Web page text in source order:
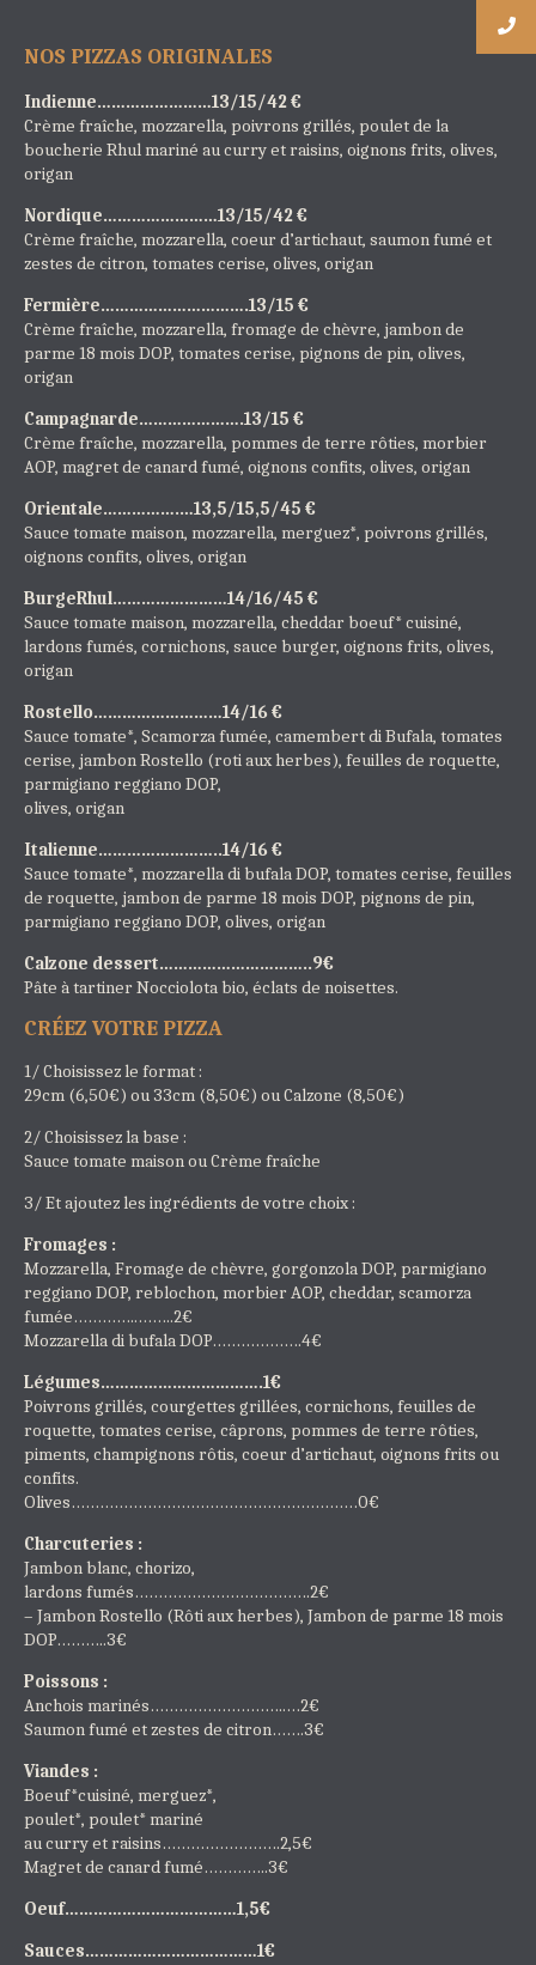
NOS PIZZAS ORIGINALES
Indienne……………………13/15/42 €
Crème fraîche, mozzarella, poivrons grillés, poulet de la
boucherie Rhul mariné au curry et raisins, oignons frits, olives,
origan
Nordique……………………13/15/42 €
Crème fraîche, mozzarella, coeur d’artichaut, saumon fumé et
zestes de citron, tomates cerise, olives, origan
Fermière………………………….13/15 €
Crème fraîche, mozzarella, fromage de chèvre, jambon de
parme 18 mois DOP, tomates cerise, pignons de pin, olives,
origan
Campagnarde………………….13/15 €
Crème fraîche, mozzarella, pommes de terre rôties, morbier
AOP, magret de canard fumé, oignons confits, olives, origan
Orientale…………….…13,5/15,5/45 €
Sauce tomate maison, mozzarella, merguez*, poivrons grillés,
oignons confits, olives, origan
BurgeRhul……………………14/16/45 €
Sauce tomate maison, mozzarella, cheddar boeuf* cuisiné,
lardons fumés, cornichons, sauce burger, oignons frits, olives,
origan
Rostello………………………14/16 €
Sauce tomate*, Scamorza fumée, camembert di Bufala, tomates
cerise, jambon Rostello (roti aux herbes), feuilles de roquette,
parmigiano reggiano DOP,
olives, origan
Italienne……………………..14/16 €
Sauce tomate*, mozzarella di bufala DOP, tomates cerise, feuilles
de roquette, jambon de parme 18 mois DOP, pignons de pin,
parmigiano reggiano DOP, olives, origan
Calzone dessert…………………………..9€
Pâte à tartiner Nocciolota bio, éclats de noisettes.
CRÉEZ VOTRE PIZZA
1/ Choisissez le format :
29cm (6,50€) ou 33cm (8,50€) ou Calzone (8,50€)
2/ Choisissez la base :
Sauce tomate maison ou Crème fraîche
3/ Et ajoutez les ingrédients de votre choix :
Fromages :
Mozzarella, Fromage de chèvre, gorgonzola DOP, parmigiano
reggiano DOP, reblochon, morbier AOP, cheddar, scamorza
fumée…………..……..2€
Mozzarella di bufala DOP……………….4€
Légumes…………………………….1€
Poivrons grillés, courgettes grillées, cornichons, feuilles de
roquette, tomates cerise, câprons, pommes de terre rôties,
piments, champignons rôtis, coeur d’artichaut, oignons frits ou
confits.
Olives……………………………………………………0€
Charcuteries :
Jambon blanc, chorizo,
lardons fumés……………………………….2€
– Jambon Rostello (Rôti aux herbes), Jambon de parme 18 mois
DOP………..3€
Poissons :
Anchois marinés………………………..…2€
Saumon fumé et zestes de citron…….3€
Viandes :
Boeuf*cuisiné, merguez*,
poulet*, poulet* mariné
au curry et raisins…………………….2,5€
Magret de canard fumé…………..3€
Oeuf………………………………1,5€
Sauces………………………………1€